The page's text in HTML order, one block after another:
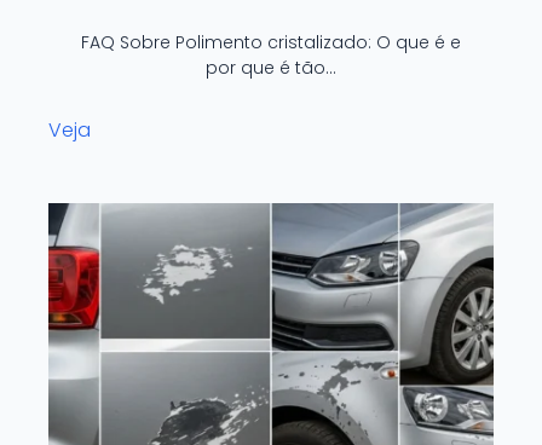
FAQ Sobre Polimento cristalizado: O que é e
por que é tão…
Veja